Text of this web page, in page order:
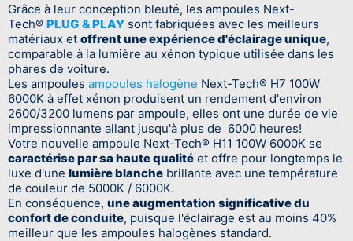
Grâce à leur conception bleuté, les ampoules Next-
Tech® PLUG & PLAY sont fabriquées avec les meilleurs
matériaux et offrent une expérience d'éclairage unique,
comparable à la lumière au xénon typique utilisée dans les
phares de voiture.
Les ampoules ampoules halogène Next-Tech® H7 100W
6000K à effet xénon produisent un rendement d'environ
2600/3200 lumens par ampoule, elles ont une durée de vie
impressionnante allant jusqu'à plus de 6000 heures!
Votre nouvelle ampoule Next-Tech® H11 100W 6000K se
caractérise par sa haute qualité et offre pour longtemps le
luxe d'une lumière blanche brillante avec une température
de couleur de 5000K / 6000K.
En conséquence, une augmentation significative du
confort de conduite, puisque l'éclairage est au moins 40%
meilleur que les ampoules halogènes standard.